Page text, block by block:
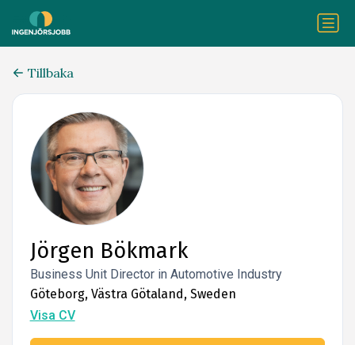
Tillbaka
Jörgen Bökmark
Business Unit Director in Automotive Industry
Göteborg, Västra Götaland, Sweden
Visa CV